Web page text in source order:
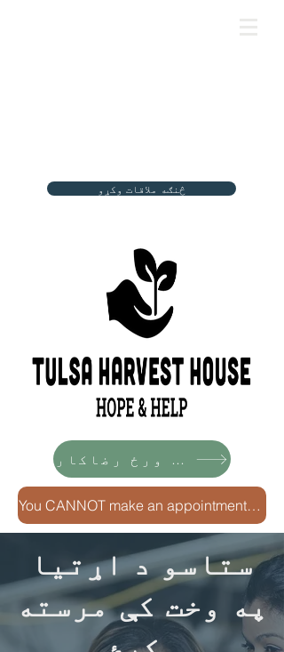
څنګه ملاقات وکړو
نن ورځ رضاکار
You CANNOT make an appointment
ستاسو د اړتیا
په وخت کې مرسته